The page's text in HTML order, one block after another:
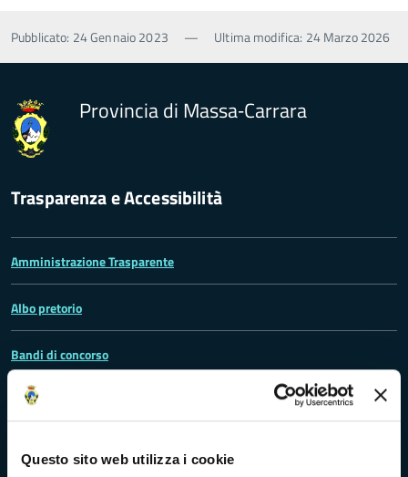
Questo sito web utilizza i cookie
Pubblicato: 24 Gennaio 2023 — Ultima modifica: 24 Marzo 2026
Provincia di Massa‑Carrara
Trasparenza e Accessibilità
Amministrazione Trasparente
Albo pretorio
Bandi di concorso
Richieste di accesso